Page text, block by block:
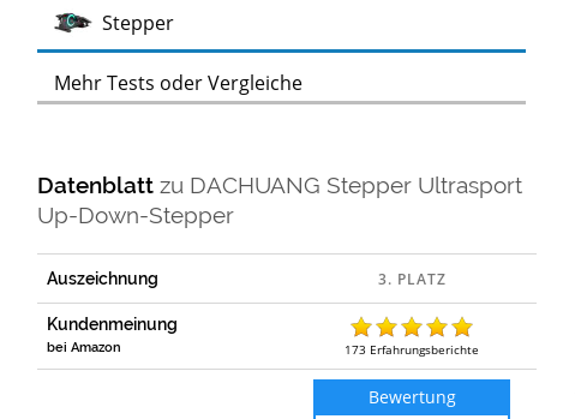
StepperTest
Mehr Tests oder Vergleiche
Datenblattzu DACHUANG Stepper Ultrasport
Up-Down-Stepper
Auszeichnung
Kundenmeinung
bei Amazon 173 Erfahrungsberichte
Bewertung